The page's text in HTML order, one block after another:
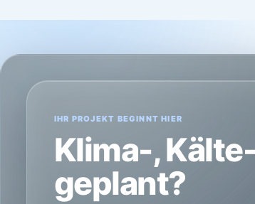
IHR PROJEKT BEGINNT HIER
Klima-,
geplant?